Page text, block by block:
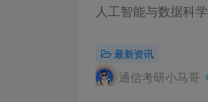
人工智能与数据科
最新资讯
通信考研小马哥